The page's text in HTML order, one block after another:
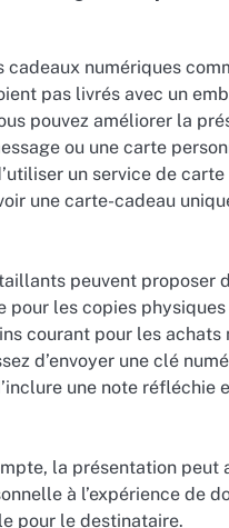
cadeaux numériques
pas livrés avec un
pouvez améliorer la
ou une carte
un service de
une carte-cadeau
peuvent proposer
pour les copies
courant pour les achats
d’envoyer une clé
une note réfléchie
la présentation peut
à l’expérience de
pour le destinataire.